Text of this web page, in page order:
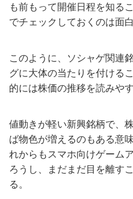
も前もって開催日程を知る
でチェックしておくのは面白
このように、ソシャゲ関連
グに大体の当たりを付ける
的には株価の推移を読みや
値動きが軽い新興銘柄で、
ば物色が増えるのもある意
れからもスマホ向けゲーム
ろうし、まだまだ目を離す
る。